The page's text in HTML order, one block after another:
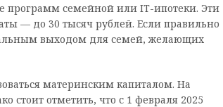
программ семейной или IT-ипотеки. Эти
— до 30 тысяч рублей. Если правильно
выходом для семей, желающих
материнским капиталом. На
стоит отметить, что с 1 февраля 2025